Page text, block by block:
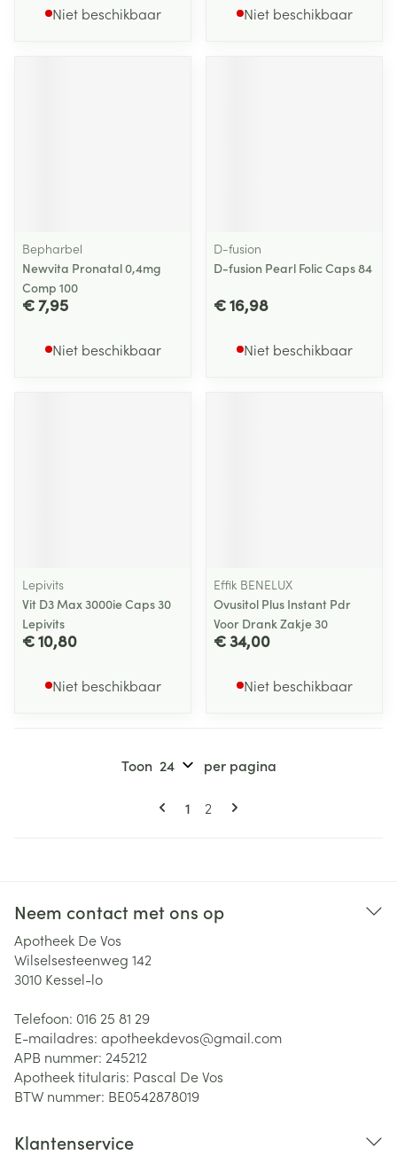
Niet beschikbaar Niet beschikbaar
Bepharbel
Newvita Pronatal 0,4mg
Comp 100
€ 7,95
Niet beschikbaar
D-fusion
D-fusion Pearl Folic Caps 84
€ 16,98
Niet beschikbaar
Lepivits
Vit D3 Max 3000ie Caps 30
Lepivits
€ 10,80
Niet beschikbaar
Effik BENELUX
Ovusitol Plus Instant Pdr
Voor Drank Zakje 30
€ 34,00
Niet beschikbaar
Pagina's
U lees momenteel pagina
1 Pagina
2
Toon per pagina
Neem contact met ons op
Apotheek De Vos
Wilselsesteenweg 142
3010 Kessel-lo
Telefoon: 016 25 81 29
E-mailadres: apotheekdevos@gmail.com
APB nummer: 245212
Apotheek titularis: Pascal De Vos
BTW nummer: BE0542878019
Klantenservice